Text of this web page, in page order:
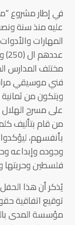
في إطار مشروع
عليه منذ سنة
المهارات
مختلف المدارس
فني موسيقي
ويتكون من ثمانية
على مسرح الهلال
من قام بتأليف
بأنفسهم،
وجوده وإبداعه
فلسطين وحريتها
توقيع اتفاقية
مؤسسة المدى